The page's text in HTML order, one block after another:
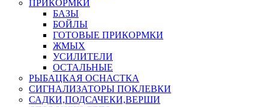
ПРИКОРМКИ
БАЗЫ
БОЙЛЫ
ГОТОВЫЕ ПРИКОРМКИ
ЖМЫХ
УСИЛИТЕЛИ
ОСТАЛЬНЫЕ
РЫБАЦКАЯ ОСНАСТКА
СИГНАЛИЗАТОРЫ ПОКЛЕВКИ
САДКИ,ПОДСАЧЕКИ,ВЕРШИ